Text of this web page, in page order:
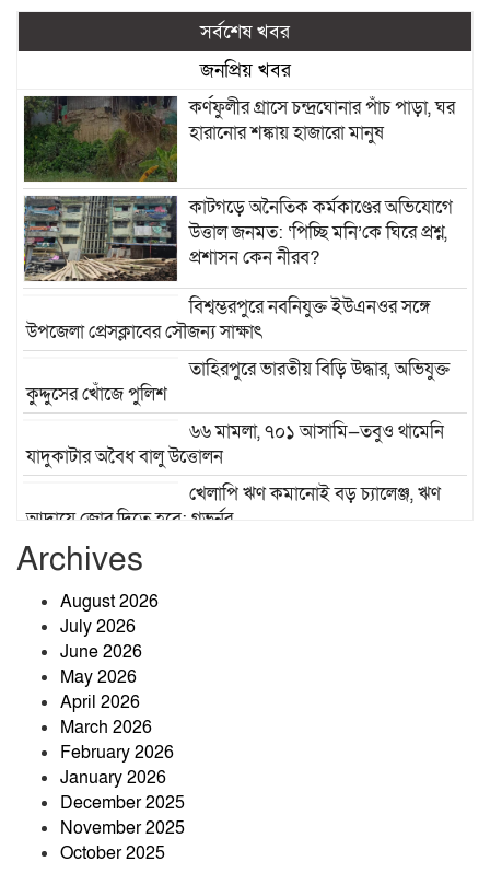
সর্বশেষ খবর
জনপ্রিয় খবর
কর্ণফুলীর গ্রাসে চন্দ্রঘোনার পাঁচ পাড়া, ঘর
হারানোর শঙ্কায় হাজারো মানুষ
কাটগড়ে অনৈতিক কর্মকাণ্ডের অভিযোগে
উত্তাল জনমত: ‘পিচ্ছি মনি’কে ঘিরে প্রশ্ন,
প্রশাসন কেন নীরব?
বিশ্বম্ভরপুরে নবনিযুক্ত ইউএনওর সঙ্গে
উপজেলা প্রেসক্লাবের সৌজন্য সাক্ষাৎ
তাহিরপুরে ভারতীয় বিড়ি উদ্ধার, অভিযুক্ত
কুদ্দুসের খোঁজে পুলিশ
৬৬ মামলা, ৭০১ আসামি—তবুও থামেনি
যাদুকাটার অবৈধ বালু উত্তোলন
খেলাপি ঋণ কমানোই বড় চ্যালেঞ্জ, ঋণ
আদায়ে জোর দিতে হবে: গভর্নর
Archives
August 2026
July 2026
June 2026
May 2026
April 2026
March 2026
February 2026
January 2026
December 2025
November 2025
October 2025